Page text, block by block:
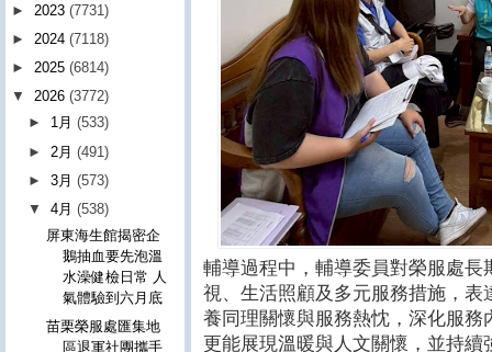
輔導過程中，輔導委員對榮服處
視、生活照顧及多元服務措施，
養同理關懷與服務熱忱，深化服
更能展現溫暖與人文關懷，並持
► 2023 (7731)
► 2024 (7118)
► 2025 (6814)
▼ 2026 (3772)
► 1月(533)
► 2月(491)
►3月(573)
▼4月(538)
屏東海生館揭密企
鵝抽血要先泡溫
水澡健檢日常 人
氣體驗到六月底
苗栗榮服處匯集地
區退軍社團攜手